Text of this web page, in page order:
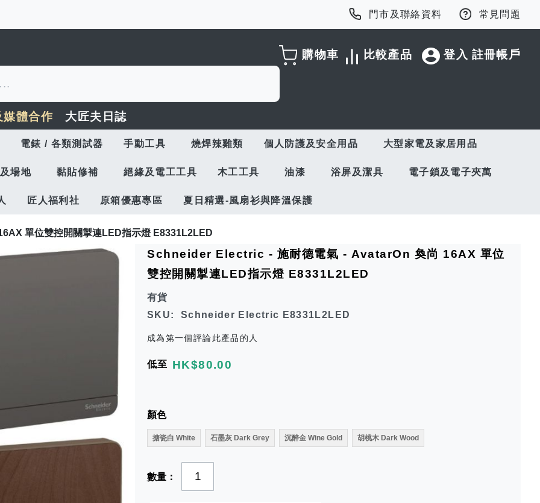
門市及聯絡資料 常見問題
登入 註冊帳戶
比較產品
購物車
體合作 大匠夫日誌
電錶 / 各類測試器 手動工具 燒焊辣雞類 個人防護及安全用品 大型家電及家居用品
場地 黏貼修補 絕緣及電工工具 木工工具 油漆 浴屏及潔具 電子鎖及電子夾萬
匠人福利社 原箱優惠專區 夏日精選-風扇衫與降溫保護
單位雙控開關掣連LED指示燈 E8331L2LED
Schneider Electric - 施耐德電氣 - AvatarOn 奐尚 16AX 單位
雙控開關掣連LED指示燈 E8331L2LED
有貨
SKU
Schneider Electric E8331L2LED
成為第一個評論此產品的人
低至 HK$80.00
顏色
搪瓷白 White 石墨灰 Dark Grey 沉醉金 Wine Gold 胡桃木 Dark Wood
數量